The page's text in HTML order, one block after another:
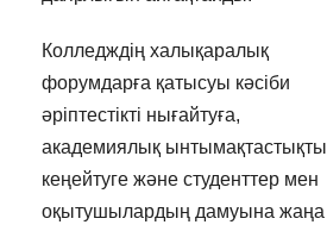
Колледждің халықаралық
форумдарға қатысуы кәсіби
әріптестікті нығайтуға,
академиялық ынтымақтастықты
кеңейтуге және студенттер мен
оқытушылардың дамуына жаңа